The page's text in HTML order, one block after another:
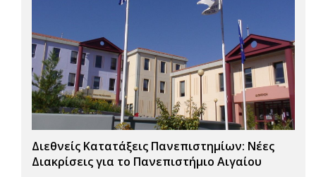
Διεθνείς Κατατάξεις Πανεπιστημίων: Νέες
Διακρίσεις για το Πανεπιστήμιο Αιγαίου